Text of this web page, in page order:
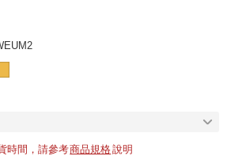
時間，請參考商品規格說明